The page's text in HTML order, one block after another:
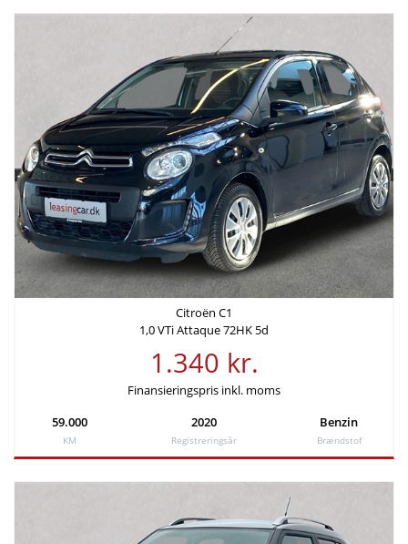
Citroën C1
1,0 VTi Attaque 72HK 5d
1.340 kr.
Finansieringspris inkl. moms
59.000
KM
2020
Registreringsår
Benzin
Brændstof